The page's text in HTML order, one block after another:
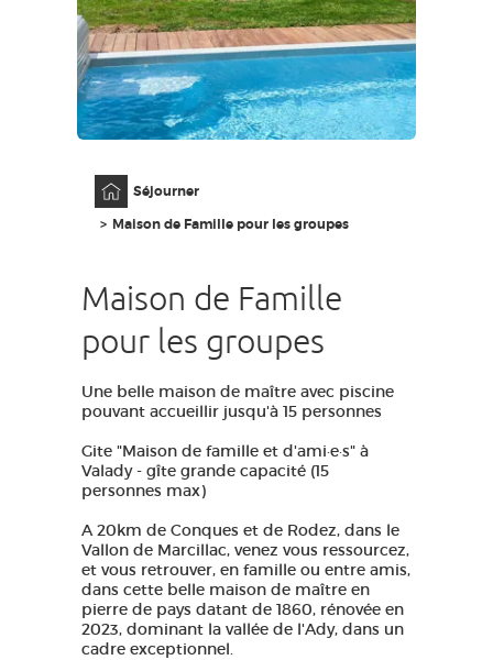
FR
Séjourner
Maison de Famille pour les groupes
Maison de Famille
pour les groupes
Une belle maison de maître avec piscine
pouvant accueillir jusqu'à 15 personnes
Gite "Maison de famille et d'ami·e·s" à
Valady - gîte grande capacité (15
personnes max)
A 20km de Conques et de Rodez, dans le
Vallon de Marcillac, venez vous ressourcez,
et vous retrouver, en famille ou entre amis,
dans cette belle maison de maître en
pierre de pays datant de 1860, rénovée en
2023, dominant la vallée de l'Ady, dans un
cadre exceptionnel.